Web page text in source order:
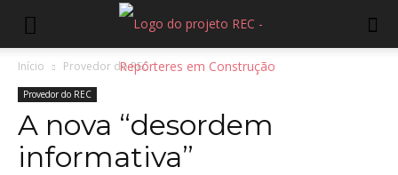
Início Provedor do REC
Provedor do REC
A nova “desordem
informativa”